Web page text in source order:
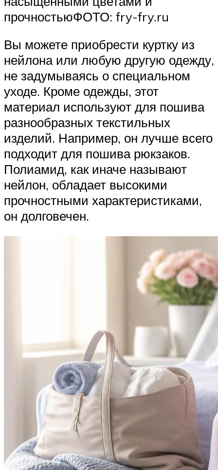
прочностьюФОТО: fry-fry.ru
Вы можете приобрести куртку из
нейлона или любую другую одежду,
не задумываясь о специальном
уходе. Кроме одежды, этот
материал используют для пошива
разнообразных текстильных
изделий. Например, он лучше всего
подходит для пошива рюкзаков.
Полиамид, как иначе называют
нейлон, обладает высокими
прочностными характеристиками,
он долговечен.